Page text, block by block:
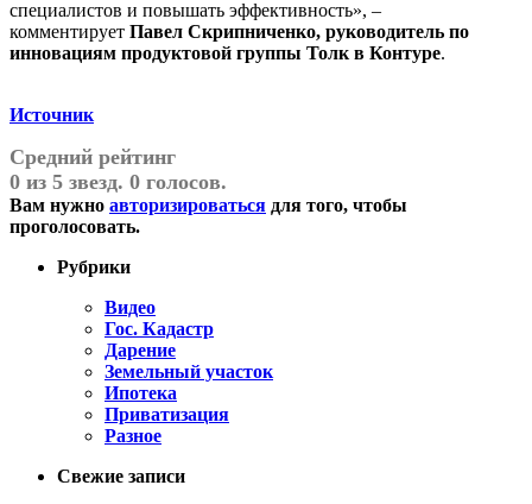
специалистов и повышать эффективность», –
комментирует Павел Скрипниченко, руководитель по
инновациям продуктовой группы Толк в Контуре.
Источник
Средний рейтинг
0 из 5 звезд. 0 голосов.
Вам нужно авторизироваться для того, чтобы
проголосовать.
Рубрики
Видео
Гос. Кадастр
Дарение
Земельный участок
Ипотека
Приватизация
Разное
Свежие записи